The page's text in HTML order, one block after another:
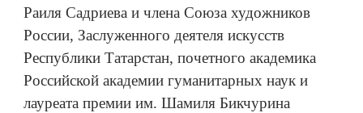
Раиля Садриева и члена Союза художников
России, Заслуженного деятеля искусств
Республики Татарстан, почетного академика
Российской академии гуманитарных наук и
лауреата премии им. Шамиля Бикчурина